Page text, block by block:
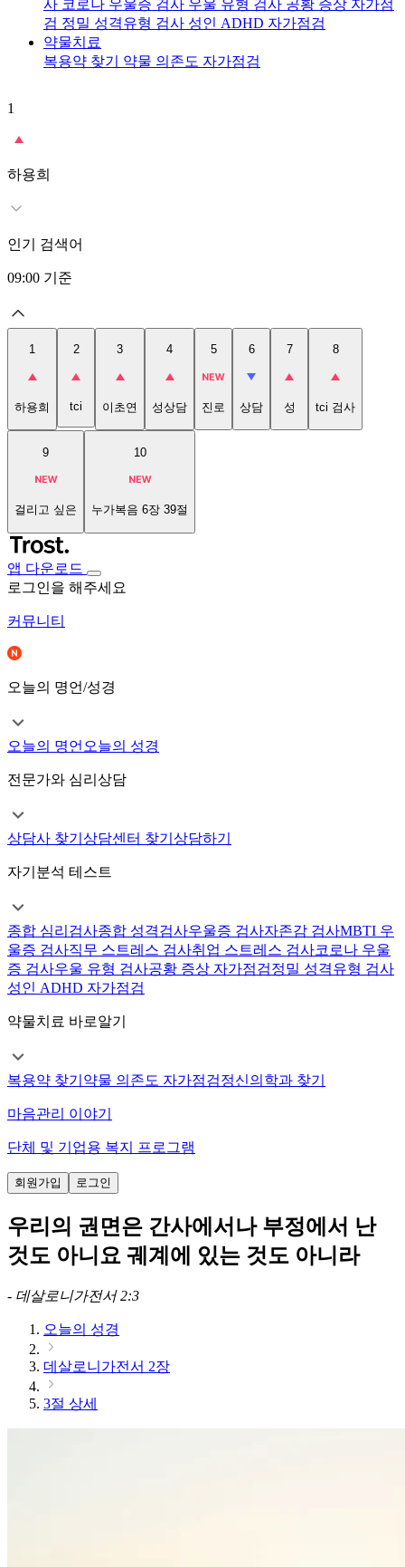
사 코로나 우울증 검사 우울 유형 검사 공황 증상 자가점
검 정밀 성격유형 검사 성인 ADHD 자가점검
약물치료
복용약 찾기 약물 의존도 자가점검
1
하용희
인기 검색어
09:00 기준
1
하용희
2
tci
3
이초연
4
성상담
5
진로
6
상담
7
성
8
tci 검사
9
걸리고 싶은
10
누가복음 6장 39절
앱 다운로드
로그인을 해주세요
커뮤니티
오늘의 명언/성경
오늘의 명언 오늘의 성경
전문가와 심리상담
상담사 찾기 상담센터 찾기 상담하기
자기분석 테스트
종합 심리검사종합 성격검사우울증 검사자존감 검사MBTI 우
울증 검사직무 스트레스 검사취업 스트레스 검사코로나 우울
증 검사우울 유형 검사공황 증상 자가점검정밀 성격유형 검사
성인 ADHD 자가점검
약물치료 바로알기
복용약 찾기 약물 의존도 자가점검정신의학과 찾기
마음관리 이야기
단체 및 기업용 복지 프로그램
회원가입 로그인
우리의 권면은 간사에서나 부정에서 난
것도 아니요 궤계에 있는 것도 아니라
- 데살로니가전서 2:3
오늘의 성경
데살로니가전서 2장
3절 상세